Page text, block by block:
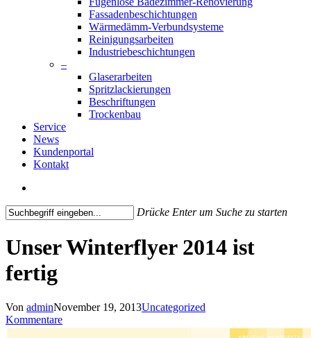
Fassadenbeschichtungen
Wärmedämm-Verbundsysteme
Reinigungsarbeiten
Industriebeschichtungen
–
Glaserarbeiten
Spritzlackierungen
Beschriftungen
Trockenbau
Service
News
Kundenportal
Kontakt
Drücke Enter um Suche zu starten
Search
Unser Winterflyer 2014 ist
fertig
Von adminNovember 19, 2013Uncategorized
Kommentare